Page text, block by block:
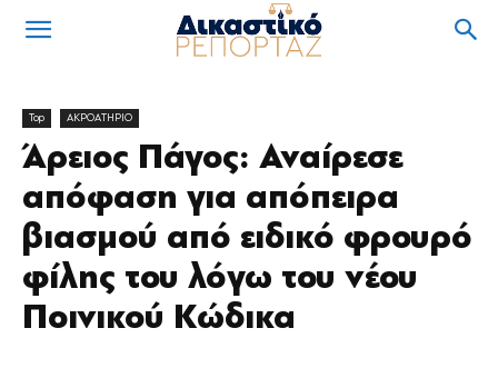
Top ΑΚΡΟΑΤΗΡΙΟ
Άρειος Πάγος: Αναίρεσε
απόφαση για απόπειρα
βιασμού από ειδικό φρουρό
φίλης του λόγω του νέου
Ποινικού Κώδικα